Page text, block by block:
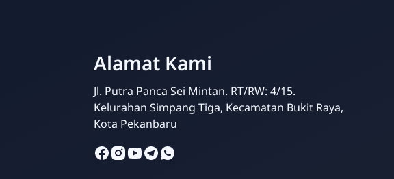
Alamat Kami
Jl. Putra Panca Sei Mintan. RT/RW: 4/15.
Kelurahan Simpang Tiga, Kecamatan Bukit Raya,
Kota Pekanbaru